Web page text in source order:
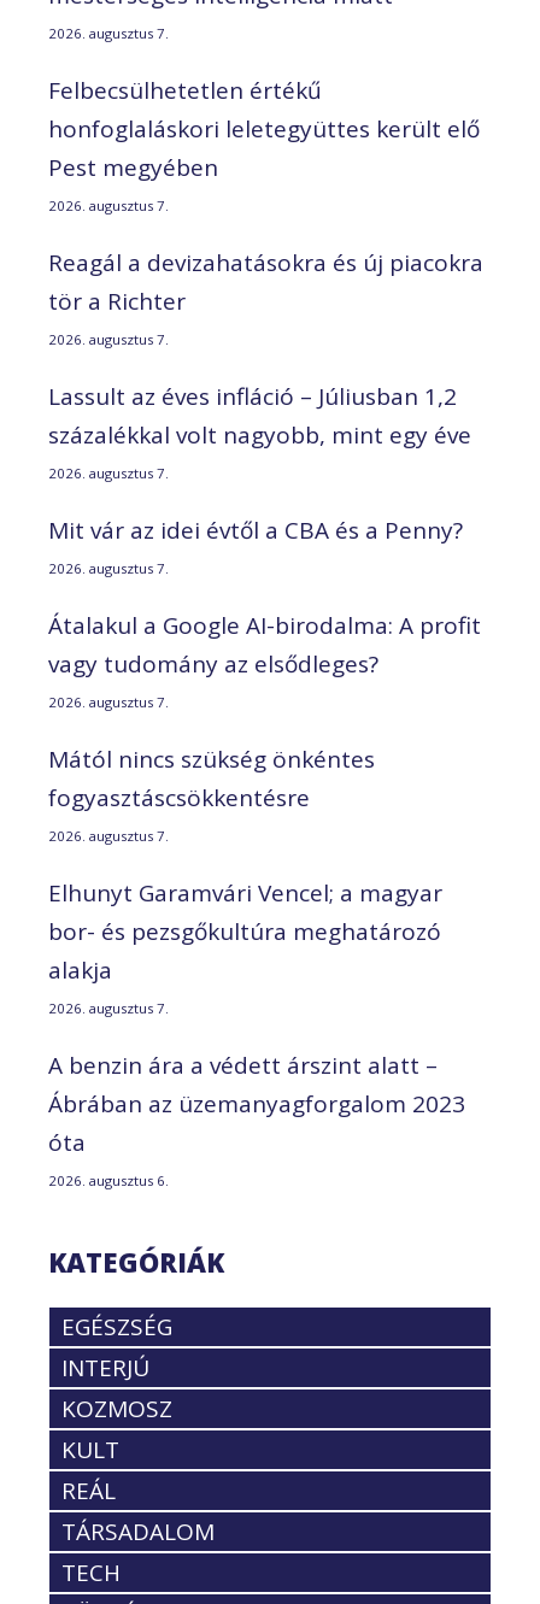
2026. augusztus 7.
Felbecsülhetetlen értékű
honfoglaláskori leletegyüttes került elő
Pest megyében
2026. augusztus 7.
Reagál a devizahatásokra és új piacokra
tör a Richter
2026. augusztus 7.
Lassult az éves infláció – Júliusban 1,2
százalékkal volt nagyobb, mint egy éve
2026. augusztus 7.
Mit vár az idei évtől a CBA és a Penny?
2026. augusztus 7.
Átalakul a Google AI-birodalma: A profit
vagy tudomány az elsődleges?
2026. augusztus 7.
Mától nincs szükség önkéntes
fogyasztáscsökkentésre
2026. augusztus 7.
Elhunyt Garamvári Vencel; a magyar
bor- és pezsgőkultúra meghatározó
alakja
2026. augusztus 7.
A benzin ára a védett árszint alatt –
Ábrában az üzemanyagforgalom 2023
óta
2026. augusztus 6.
KATEGÓRIÁK
EGÉSZSÉG
INTERJÚ
KOZMOSZ
KULT
REÁL
TÁRSADALOM
TECH